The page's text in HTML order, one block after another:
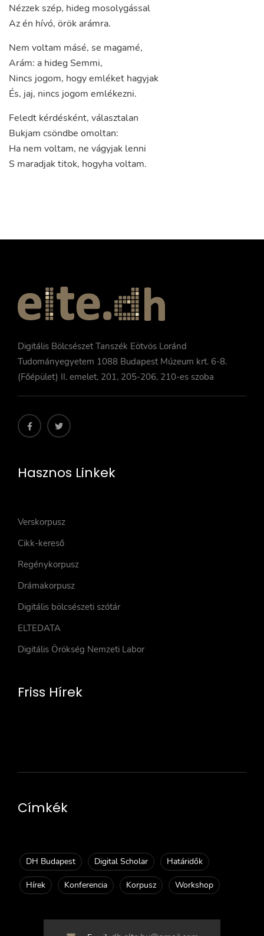
Nézzekszép, hideg mosolygással
Azén hívó, örök arámra.
Nem voltam másé, se magamé,
Arám: a hideg Semmi,
Nincs jogom, hogyemléket hagyjak
És, jaj, nincs jogom emlékezni.
Feledt kérdésként, választalan
Bukjam csöndbe omoltan:
Ha nem voltam, ne vágyjak lenni
S maradjaktitok, hogyhavoltam.
Digitális Bölcsészet Tanszék Eötvös Loránd
Tudományegyetem 1088 Budapest Múzeum krt. 6-8.
(Főépület) II. emelet, 201, 205-206, 210-es szoba
Hasznos Linkek
Verskorpusz
Cikk-kereső
Regénykorpusz
Drámakorpusz
Digitális bölcsészeti szótár
ELTEDATA
Digitális Örökség Nemzeti Labor
Friss Hírek
Címkék
DH Budapest Digital Scholar Határidők
Hírek Konferencia Korpusz Workshop